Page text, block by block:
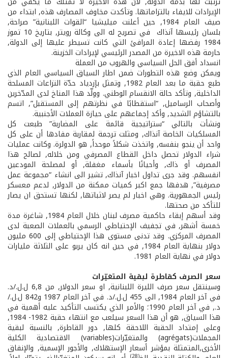
الإيرادات للايفاء بالتزاماتها. وتأكدت مخاوف المصارف هذه, ابتداء من
صيف العام 1984, حين أعلنت ميليشيا “القوات اللبنانية” صراحة,
بلسان رئيسها آنذاك ­ في تصريح له الى وكالة رويتر, بتاريخ 10 تموز
1984­ رفضها إعادة المرافئ التي كانت تسيطر عليها إلى الدولة,
حارمة هذه الاخيرة من المصدر الرئيسي لإيرادات الخزينة.
انسداد أفق الحل السياسي والهروب من العملة
ويمكن وضع هذه التطورات ضمن اطار السياق السياسي العام الذي
طبع حقبة ما بعد العام 1982, وتمثل بإزدياد حدّة النزاعات المسلحة
الداخلية, وتأكد حالة الانقسام الوطني. وولّد هذا المناخ لدى المدّخرين
وأصحاب الرساميل, “استقطابًا في نظرتهم إلى المستقبل”, اتسم
بالتشاؤم الشديد, وأكد إجماعهم على حيازة العملات الأجنبية.
ونشأت بالتالي “ستراتيجية قائمة على المضاربة” طبعت كل
المسلكيات الخاصة آنذاك, ومثلت ترجمة لمقاربة مفادها أن على كل
واحد أن ينجو بنفسه, واتخذت شكلاً موحداً, هو الدولرة. وكانت عمليات
شراء الدولار تحصل داخل القطاع المصرفي ومن خلاله, لصالح هذا
المصرف أو ذاك, وأحيانًا بأسماء مغفلة, أو لمصلحة المودعين
انفسهم. وقد جرى تداول اخبار آنذاك, تشير الى انشاء “مجموعة عمل
مصرفية”, هدفها جمع اكبر كميات ممكنة من الدولار, لدعم معسكر
رئيس الجمهورية. وهي اخبار لم يصر لاثباتها, لكنها تستحق ان يصار
للتأكد من صحتها.
وقد أسهم إبقاء حاكمية مصرف لبنان خلال العام 1984, شاغرة مدة
خمسة أشهر, في تجفيف الإحتياطي الرسمي بالعملات الصعبة لدى
المصرف المركزي. وقد تدنى مستوى هذا الإحتياطي إلى 600 مليون
دولار بنهاية العام 1984, في حين انه كان يربو على الثلاثة مليارات
دولار في نهاية العام 1981.
سعر الصرف كقاطرة لبقية المتغيّرات
وسينتقل سعر صرف الليرة اللبنانية, او سعر الدولار, من 6,8 ل.ل./د.
في آخر العام 1984, الى 455 ل.ل./د. في آخر العام 1987 و842 ل.ل./
د., في آخر العام 1990؛ والأمر الذي يكتسب التأكيد عليه أهمية في
هذا السياق, هو أن هذا السعر سيلعب مع انتهاء حقبة 1982- ­1984,
وعلى إمتداد الحقبة اللاحقة كلها, دور القاطرة, بالنسبة لبقية
المجملات(agrégats) والمتغيّرات(variables) الاقتصادية الكلية
الأخرى,المتمثلة بمؤشر أسعار الإستهلاك, والأجور الإسمية, والإنفاق